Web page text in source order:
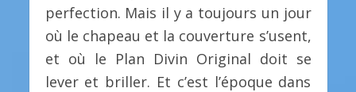
perfection. Mais il y a toujours un jour
où le chapeau et la couverture s’usent,
et où le Plan Divin Original doit se
lever et briller. Et c’est l’époque dans